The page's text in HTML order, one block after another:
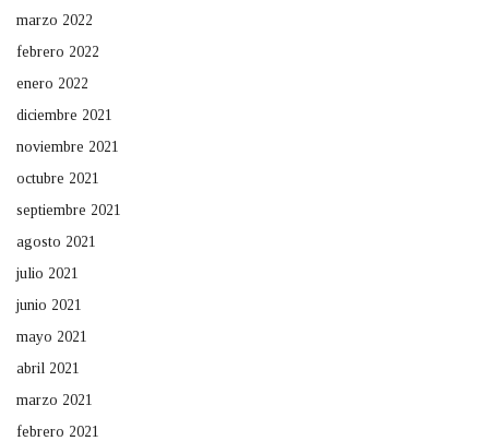
marzo 2022
febrero 2022
enero 2022
diciembre 2021
noviembre 2021
octubre 2021
septiembre 2021
agosto 2021
julio 2021
junio 2021
mayo 2021
abril 2021
marzo 2021
febrero 2021